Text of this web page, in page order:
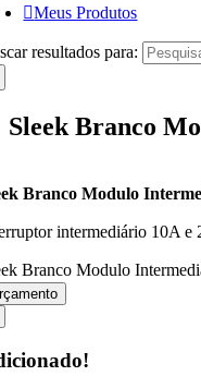
Meus Produtos
resultados para:
Sleek Branco
Branco Modulo
intermediário 10A e
Branco Modulo